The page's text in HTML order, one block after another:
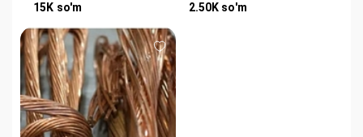
15K so'm 2.50K so'm